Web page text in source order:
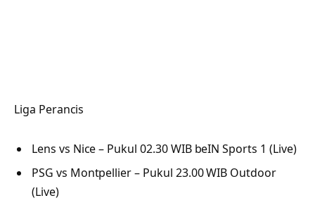
Liga Perancis
Lens vs Nice – Pukul 02.30 WIB beIN Sports 1 (Live)
PSG vs Montpellier – Pukul 23.00 WIB Outdoor
(Live)